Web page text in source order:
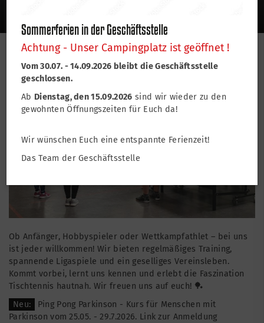
Willkommen in der Abteilung Tischtennis
Ob Anfänger, Hobbyspieler oder Wettkampfathlet – bei uns
ist jeder willkommen! Wir bieten regelmäßiges Training,
spannende Ligaspiele und ein geselliges Vereinsleben.
Kommt vorbei, lernt uns kennen und erlebt die Faszination
Tischtennis hautnah. Wir freuen uns auf euch! 🏓
Neu:
Ping Pong Parkinson - Kurs für Menschen mit
Parkinson vom 25.05. - 29.7.2026. Link zur Anmeldung
Sommerferien in der Geschäftsstelle
Achtung - Unser Campingplatz ist geöffnet !
Vom 30.07. - 14.09.2026 bleibt die Geschäftsstelle
geschlossen.
Ab Dienstag, den 15.09.2026 sind wir wieder zu den
gewohnten Öffnungszeiten für Euch da!
Wir wünschen Euch eine entspannte Ferienzeit!
Das Team der Geschäftsstelle